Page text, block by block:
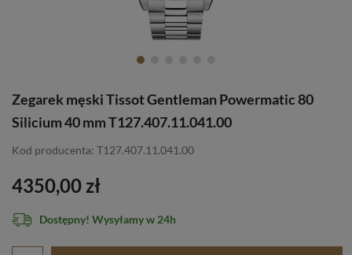
Zegarek męski Tissot Gentleman Powermatic 80
Silicium 40 mm T127.407.11.041.00
Kod producenta: T127.407.11.041.00
4350,00 zł
Dostępny! Wysyłamy w 24h